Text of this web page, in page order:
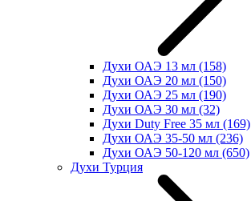
Духи ОАЭ 13 мл (158)
Духи ОАЭ 20 мл (150)
Духи ОАЭ 25 мл (190)
Духи ОАЭ 30 мл (32)
Духи Duty Free 35 мл (169)
Духи ОАЭ 35-50 мл (236)
Духи ОАЭ 50-120 мл (650)
Духи Турция